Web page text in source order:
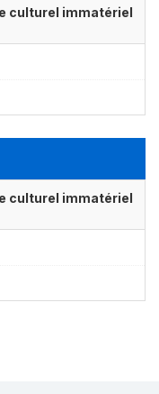
culturel immatériel
culturel immatériel